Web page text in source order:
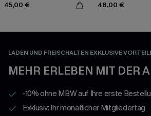
45,00 € 48,00 €
LADEN UND FREISCHALTEN EXKLUSIVE
MEHR ERLEBEN MIT DER
-10% ohne MBW auf Ihre erste
Exklusiv: Ihr monatlicher Mitgliedertag